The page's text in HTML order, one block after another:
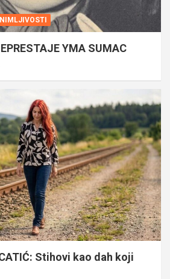
YMA SUMAC
Stihovi kao dah koji